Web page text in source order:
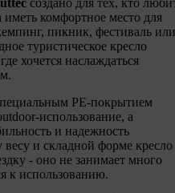
иметь комфортное место для
пикник, фестиваль или
туристическое кресло
хочется наслаждаться
PE-покрытием
использование, а
и надежность
весу и складной форме кресло
- оно не занимает много
к использованию.